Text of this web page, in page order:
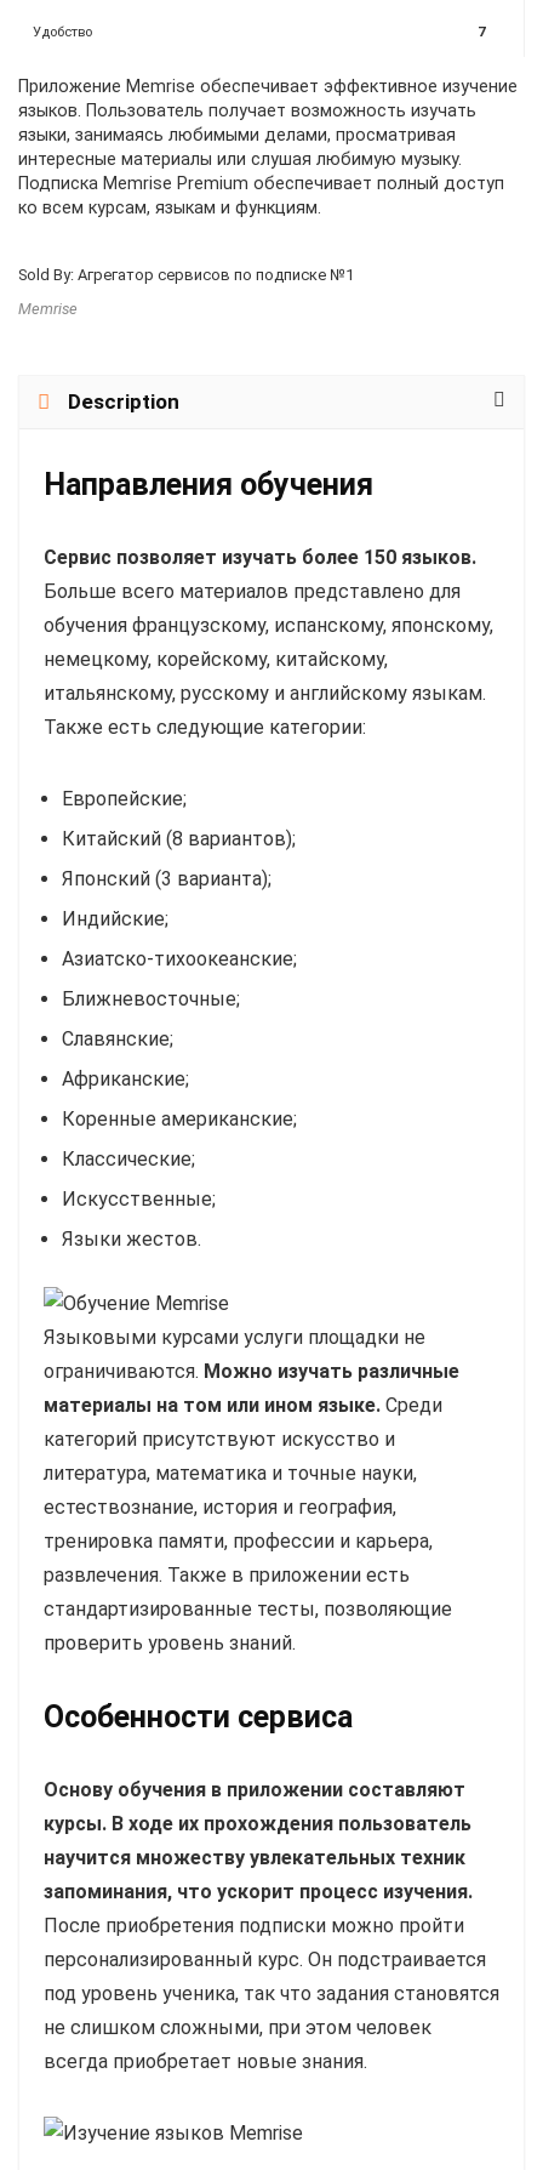
Удобство 7
Приложение Memrise обеспечивает эффективное изучение
языков. Пользователь получает возможность изучать
языки, занимаясь любимыми делами, просматривая
интересные материалы или слушая любимую музыку.
Подписка Memrise Premium обеспечивает полный доступ
ко всем курсам, языкам и функциям.
Sold By: Агрегатор сервисов по подписке №1
Memrise
Description
Направления обучения
Сервис позволяет изучать более 150 языков.
Больше всего материалов представлено для
обучения французскому, испанскому, японскому,
немецкому, корейскому, китайскому,
итальянскому, русскому и английскому языкам.
Также есть следующие категории:
Европейские;
Китайский (8 вариантов);
Японский (3 варианта);
Индийские;
Азиатско-тихоокеанские;
Ближневосточные;
Славянские;
Африканские;
Коренные американские;
Классические;
Искусственные;
Языки жестов.
Языковыми курсами услуги площадки не
ограничиваются. Можно изучать различные
материалы на том или ином языке. Среди
категорий присутствуют искусство и
литература, математика и точные науки,
естествознание, история и география,
тренировка памяти, профессии и карьера,
развлечения. Также в приложении есть
стандартизированные тесты, позволяющие
проверить уровень знаний.
Особенности сервиса
Основу обучения в приложении составляют
курсы. В ходе их прохождения пользователь
научится множеству увлекательных техник
запоминания, что ускорит процесс изучения.
После приобретения подписки можно пройти
персонализированный курс. Он подстраивается
под уровень ученика, так что задания становятся
не слишком сложными, при этом человек
всегда приобретает новые знания.